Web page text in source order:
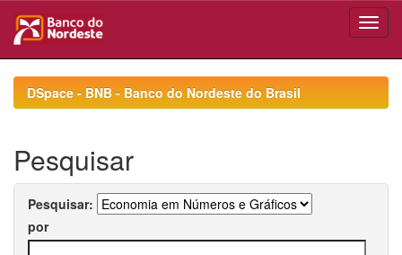
navigationDSpace - BNB - Banco do Nordeste do Brasil
Pesquisar
Pesquisar:
por